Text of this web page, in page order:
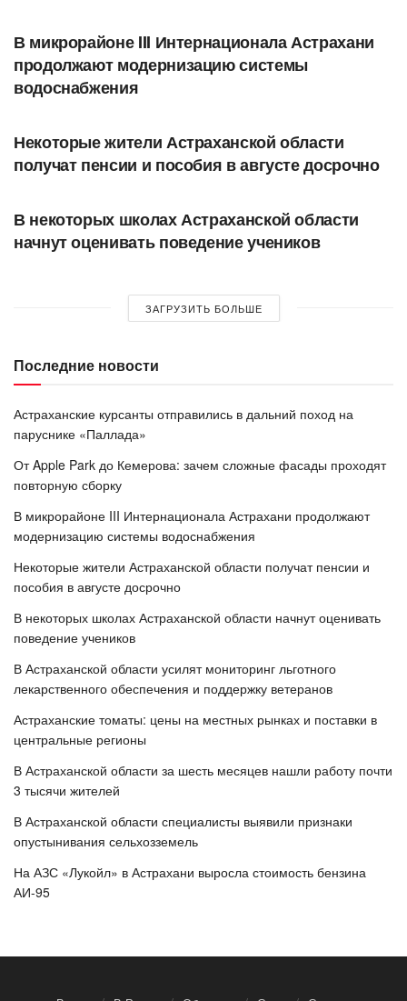
В микрорайоне III Интернационала Астрахани
продолжают модернизацию системы
водоснабжения
Некоторые жители Астраханской области
получат пенсии и пособия в августе досрочно
В некоторых школах Астраханской области
начнут оценивать поведение учеников
ЗАГРУЗИТЬ БОЛЬШЕ
Последние новости
Астраханские курсанты отправились в дальний поход на
паруснике «Паллада»
От Apple Park до Кемерова: зачем сложные фасады проходят
повторную сборку
В микрорайоне III Интернационала Астрахани продолжают
модернизацию системы водоснабжения
Некоторые жители Астраханской области получат пенсии и
пособия в августе досрочно
В некоторых школах Астраханской области начнут оценивать
поведение учеников
В Астраханской области усилят мониторинг льготного
лекарственного обеспечения и поддержку ветеранов
Астраханские томаты: цены на местных рынках и поставки в
центральные регионы
В Астраханской области за шесть месяцев нашли работу почти
3 тысячи жителей
В Астраханской области специалисты выявили признаки
опустынивания сельхозземель
На АЗС «Лукойл» в Астрахани выросла стоимость бензина
АИ-95